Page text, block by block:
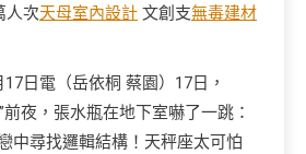
人次天母室內設計 文創支無毒建材
日電（岳依桐 蔡園）17日，
前夜，張水瓶在地下室嚇了一跳：
中尋找邏輯結構！天秤座太可怕